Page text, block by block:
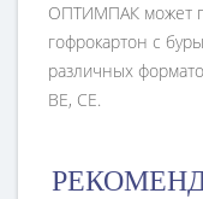
ОПТИМПАК может
гофрокартон с
различных
ВЕ, СЕ.